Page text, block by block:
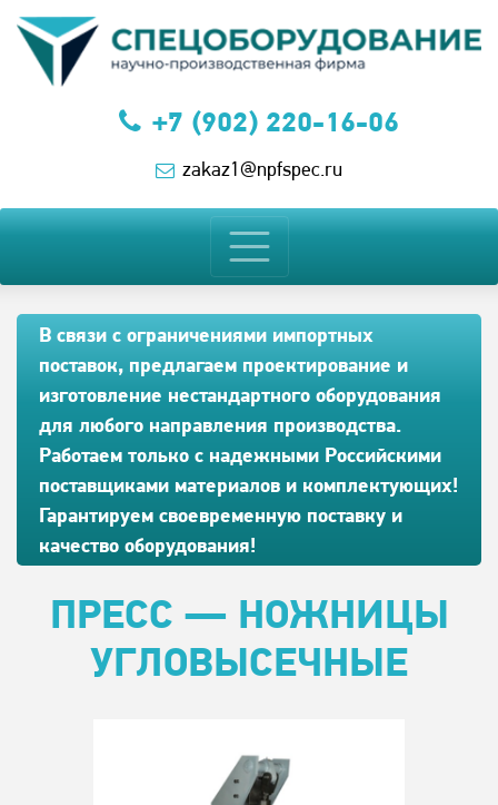
+7 (902) 220-16-06
zakaz1@npfspec.ru
В связи с ограничениями импортных
поставок, предлагаем проектирование и
изготовление нестандартного оборудования
для любого направления производства.
Работаем только с надежными Российскими
поставщиками материалов и комплектующих!
Гарантируем своевременную поставку и
качество оборудования!
ПРЕСС — НОЖНИЦЫ
УГЛОВЫСЕЧНЫЕ